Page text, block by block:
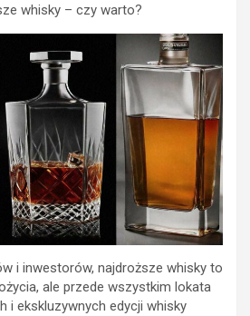
whisky – czy warto?
i inwestorów, najdroższe whisky to
ale przede wszystkim lokata
i ekskluzywnych edycji whisky